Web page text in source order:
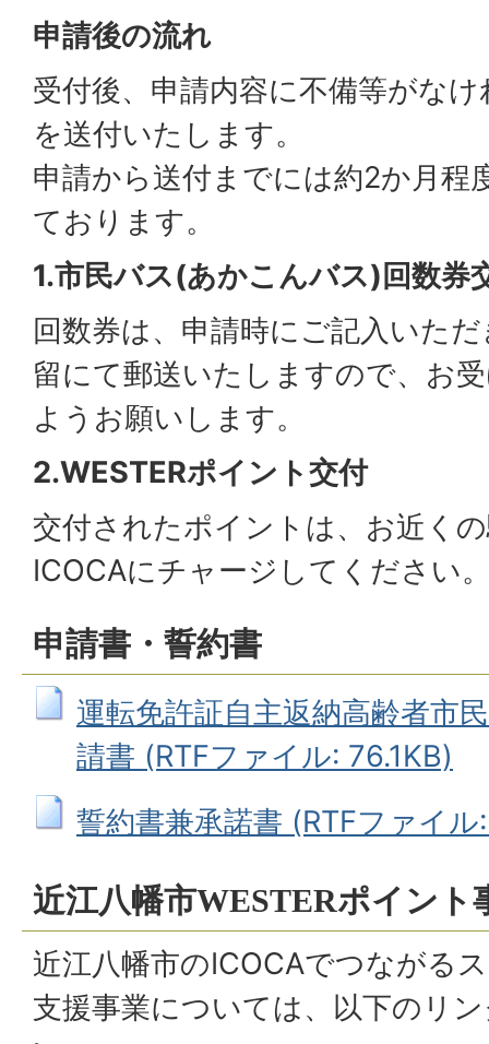
申請後の流れ
受付後、申請内容に不備等がな
を送付いたします。
申請から送付までには約2か月程
ております。
1.市民バス(あかこんバス)回数券
回数券は、申請時にご記入いた
留にて郵送いたしますので、お
ようお願いします。
2.WESTERポイント交付
交付されたポイントは、お近く
ICOCAにチャージしてください
申請書・誓約書
運転免許証自主返納高齢者市
請書 (RTFファイル: 76.1KB)
誓約書兼承諾書 (RTFファイ
近江八幡市WESTERポイント
近江八幡市のICOCAでつながる
支援事業については、以下のリ